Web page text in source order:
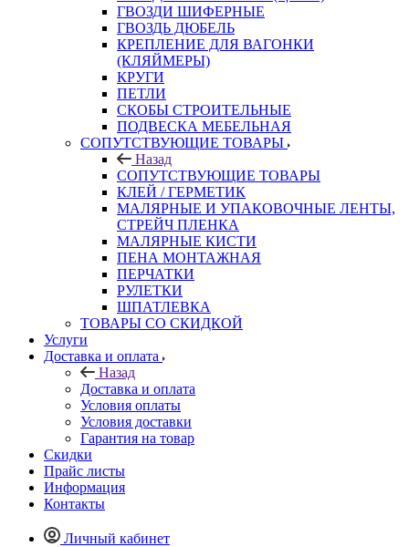
ГВОЗДИ ШИФЕРНЫЕ
ГВОЗДЬ ДЮБЕЛЬ
КРЕПЛЕНИЕ ДЛЯ ВАГОНКИ
(КЛЯЙМЕРЫ)
КРУГИ
ПЕТЛИ
СКОБЫ СТРОИТЕЛЬНЫЕ
ПОДВЕСКА МЕБЕЛЬНАЯ
СОПУТСТВУЮЩИЕ ТОВАРЫ
Назад
СОПУТСТВУЮЩИЕ ТОВАРЫ
КЛЕЙ / ГЕРМЕТИК
МАЛЯРНЫЕ И УПАКОВОЧНЫЕ ЛЕНТЫ,
СТРЕЙЧ ПЛЕНКА
МАЛЯРНЫЕ КИСТИ
ПЕНА МОНТАЖНАЯ
ПЕРЧАТКИ
РУЛЕТКИ
ШПАТЛЕВКА
ТОВАРЫ СО СКИДКОЙ
Услуги
Доставка и оплата
Назад
Доставка и оплата
Условия оплаты
Условия доставки
Гарантия на товар
Скидки
Прайс листы
Информация
Контакты
Личный кабинет